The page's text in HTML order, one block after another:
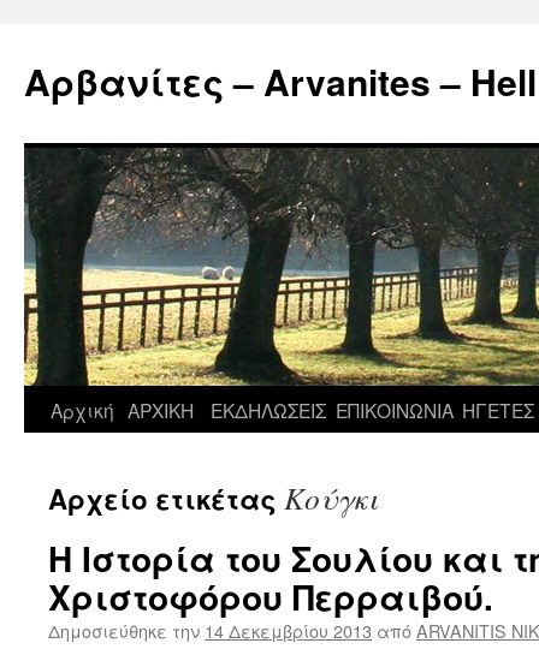
περιεχόμενο
Αρβανίτες – Arvanites –
Αρχική ΑΡΧΙΚΗ ΕΚΔΗΛΩΣΕΙΣ ΕΠΙΚΟΙΝΩΝΙΑ ΗΓΕΤΕΣ
Αρχείο ετικέτας Κούγκι
Η Ιστορία του Σουλίου και
Χριστοφόρου Περραιβού.
Δημοσιεύθηκε την 14 Δεκεμβρίου 2013 απόARVANITIS